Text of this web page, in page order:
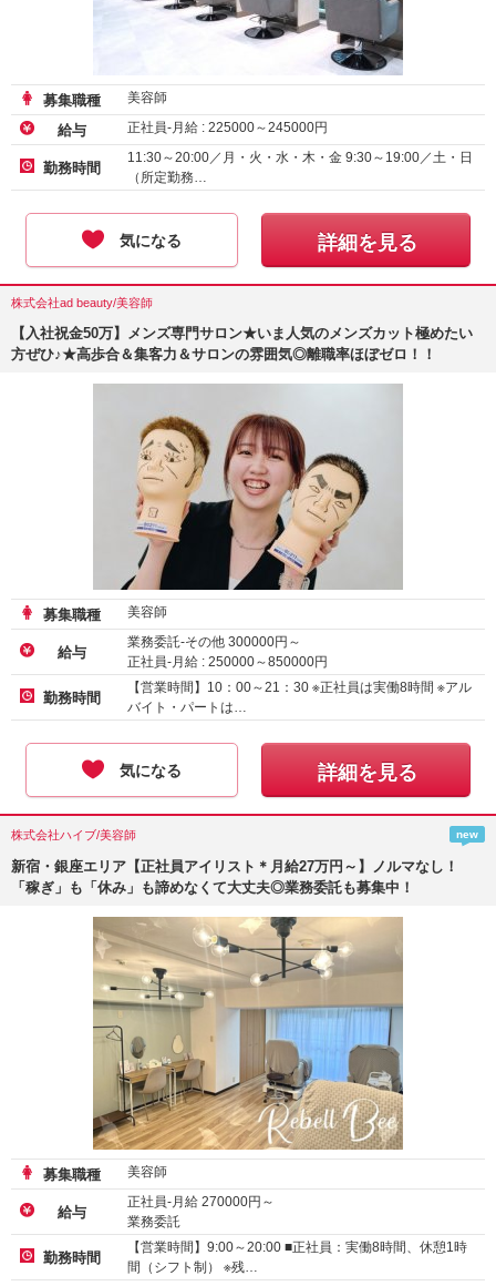
募集職種 美容師
給与 正社員-月給 : 225000～245000円
勤務時間
11:30～20:00／月・火・水・木・金 9:30～19:00／土・日
（所定勤務…
気になる 詳細を見る
株式会社ad beauty/美容師
【入社祝金50万】メンズ専門サロン★いま人気のメンズカット極めたい
方ぜひ♪★高歩合＆集客力＆サロンの雰囲気◎離職率ほぼゼロ！！
募集職種 美容師
給与
業務委託-その他 300000円～
正社員-月給 : 250000～850000円
アルバイト・パート-時給 : 1500～3690円
勤務時間
【営業時間】10：00～21：30 ※正社員は実働8時間 ※アル
バイト・パートは…
気になる 詳細を見る
株式会社ハイブ/美容師 new
新宿・銀座エリア【正社員アイリスト＊月給27万円～】ノルマなし！
「稼ぎ」も「休み」も諦めなくて大丈夫◎業務委託も募集中！
募集職種 美容師
給与
正社員-月給 270000円～
業務委託
勤務時間
【営業時間】9:00～20:00 ■正社員：実働8時間、休憩1時
間（シフト制） ※残…